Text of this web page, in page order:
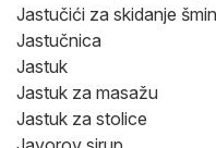
Jastučići za skidanje
Jastučnica
Jastuk
Jastuk za masažu
Jastuk za stolice